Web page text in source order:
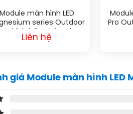
Module màn hình LED
series Outdoor
– chính hãng Qiangli
Liên hệ
Pro
giá Module màn hình LED